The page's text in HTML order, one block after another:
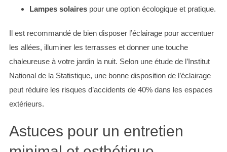
Lampes solairespour une option écologique et pratique.
Il est recommandé de bien disposer l’éclairage pour accentuer
les allées, illuminer les terrasses et donner une touche
chaleureuse à votre jardin la nuit. Selon une étude de l’Institut
National de la Statistique, une bonne disposition de l’éclairage
peut réduire les risques d’accidents de 40% dans les espaces
extérieurs.
Astuces pour un entretien
e
a
h
f
o